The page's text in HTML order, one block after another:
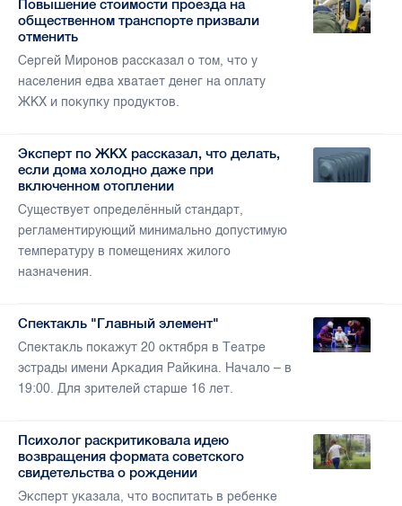
Повышение стоимости проезда на
общественном транспорте призвали
отменить
Сергей Миронов рассказал о том, что у
населения едва хватает денег на оплату
ЖКХ и покупку продуктов.
Эксперт по ЖКХ рассказал, что делать,
если дома холодно даже при
включенном отоплении
Существует определённый стандарт,
регламентирующий минимально допустимую
температуру в помещениях жилого
назначения.
Спектакль "Главный элемент"
Спектакль покажут 20 октября в Театре
эстрады имени Аркадия Райкина. Начало – в
19:00. Для зрителей старше 16 лет.
Психолог раскритиковала идею
возвращения формата советского
свидетельства о рождении
Эксперт указала, что воспитать в ребенке